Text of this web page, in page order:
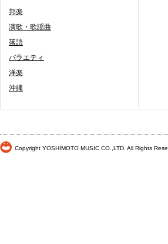
邦楽
演歌・歌謡曲
落語
バラエティ
洋楽
沖縄
Copyright YOSHIMOTO MUSIC CO.,LTD. All Rights